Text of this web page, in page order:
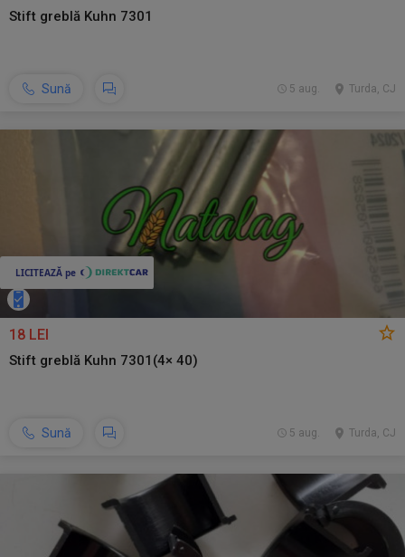
Stift greblă Kuhn 7301
Sună Turda, CJ
5 aug.
18 LEI
Stift greblă Kuhn 7301(4× 40)
Sună Turda, CJ
5 aug.